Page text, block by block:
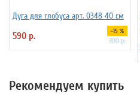
Дуга для глобуса арт. 0348 40 см
590 р. -15 %
700 р.
Рекомендуем купить